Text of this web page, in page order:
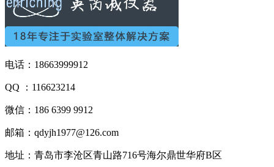
电话：18663999912
QQ ：116623214
微信：186 6399 9912
邮箱：qdyjh1977@126.com
地址：青岛市李沧区青山路716号海尔鼎世华府B区